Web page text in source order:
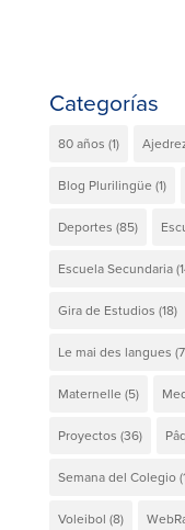
Categorías
80 años (1)
Blog Plurilingüe (1)
Deportes (85)
Escuela Secundaria
Gira de Estudios (18)
Le mai des langues
Maternelle (5)
Proyectos (36)
Semana del Colegio
Voleibol (8)